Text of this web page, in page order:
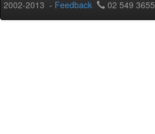
2002-2013 - Feedback 02 549 3655